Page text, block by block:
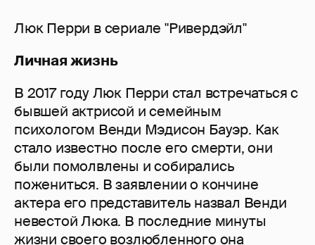
Люк Перри в сериале "Ривердэйл"
Личная жизнь
В 2017 году Люк Перри стал встречаться с
бывшей актрисой и семейным
психологом Венди Мэдисон Бауэр. Как
стало известно после его смерти, они
были помолвлены и собирались
пожениться. В заявлении о кончине
актера его представитель назвал Венди
невестой Люка. В последние минуты
жизни своего возлюбленного она